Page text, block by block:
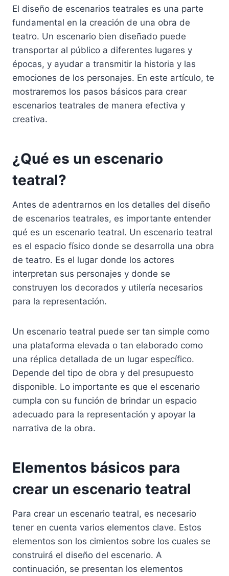
El diseño de escenarios teatrales es una parte
fundamental en la creación de una obra de
teatro. Un escenario bien diseñado puede
transportar al público a diferentes lugares y
épocas, y ayudar a transmitir la historia y las
emociones de los personajes. En este artículo, te
mostraremos los pasos básicos para crear
escenarios teatrales de manera efectiva y
creativa.
¿Qué es un escenario
teatral?
Antes de adentrarnos en los detalles del diseño
de escenarios teatrales, es importante entender
qué es un escenario teatral. Un escenario teatral
es el espacio físico donde se desarrolla una obra
de teatro. Es el lugar donde los actores
interpretan sus personajes y donde se
construyen los decorados y utilería necesarios
para la representación.
Un escenario teatral puede ser tan simple como
una plataforma elevada o tan elaborado como
una réplica detallada de un lugar específico.
Depende del tipo de obra y del presupuesto
disponible. Lo importante es que el escenario
cumpla con su función de brindar un espacio
adecuado para la representación y apoyar la
narrativa de la obra.
Elementos básicos para
crear un escenario teatral
Para crear un escenario teatral, es necesario
tener en cuenta varios elementos clave. Estos
elementos son los cimientos sobre los cuales se
construirá el diseño del escenario. A
continuación, se presentan los elementos